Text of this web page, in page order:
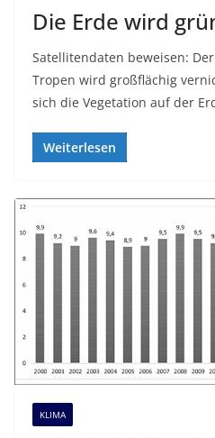
Die Erde wird
Satellitendaten beweisen:
Tropen wird großflächig
sich die Vegetation auf der
Weiterlesen
KLIMA